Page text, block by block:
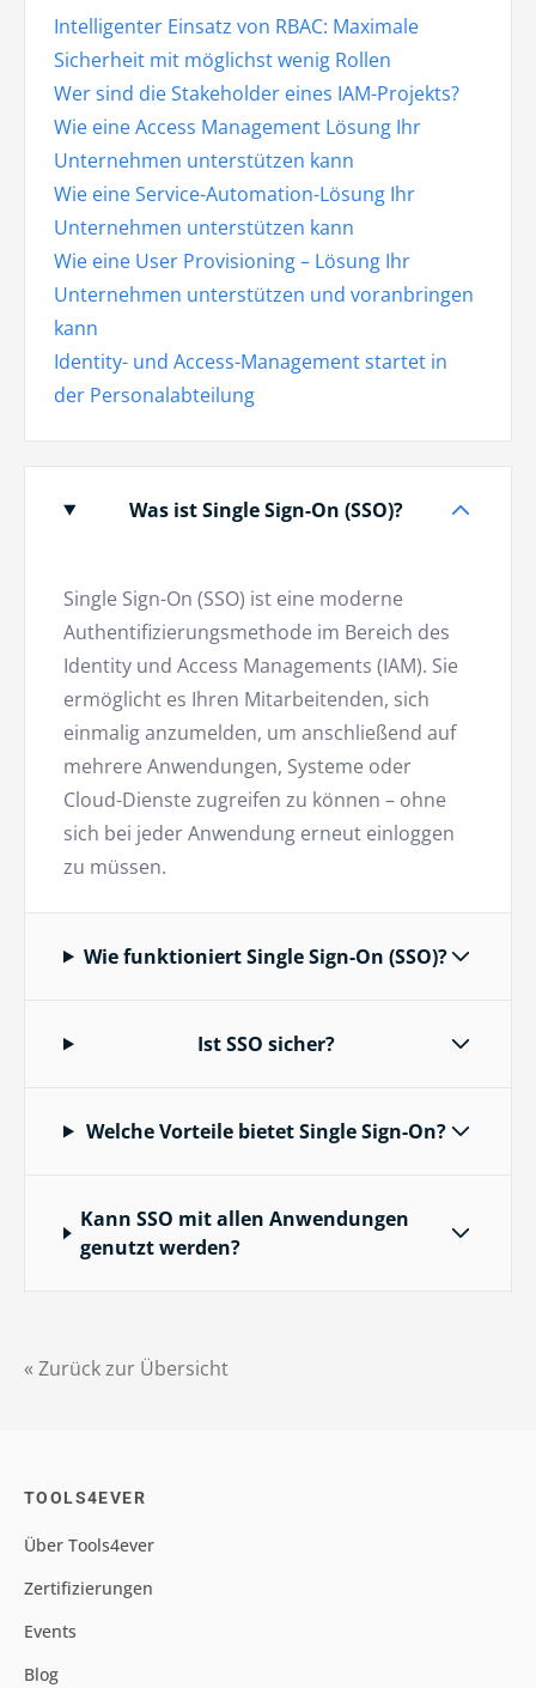
« Zurück zur Übersicht
Intelligenter Einsatz von RBAC: Maximale
Sicherheit mit möglichst wenig Rollen
Wer sind die Stakeholder eines IAM-Projekts?
Wie eine Access Management Lösung Ihr
Unternehmen unterstützen kann
Wie eine Service-Automation-Lösung Ihr
Unternehmen unterstützen kann
Wie eine User Provisioning – Lösung Ihr
Unternehmen unterstützen und voranbringen
kann
Identity- und Access-Management startet in
der Personalabteilung
Was ist Single Sign-On (SSO)?
Single Sign-On (SSO) ist eine moderne
Authentifizierungsmethode im Bereich des
Identity und Access Managements (IAM). Sie
ermöglicht es Ihren Mitarbeitenden, sich
einmalig anzumelden, um anschließend auf
mehrere Anwendungen, Systeme oder
Cloud-Dienste zugreifen zu können – ohne
sich bei jeder Anwendung erneut einloggen
zu müssen.
Wie funktioniert Single Sign-On (SSO)?
Ist SSO sicher?
Welche Vorteile bietet Single Sign-On?
Kann SSO mit allen Anwendungen
genutzt werden?
TOOLS4EVER
Über Tools4ever
Zertifizierungen
Events
Blog